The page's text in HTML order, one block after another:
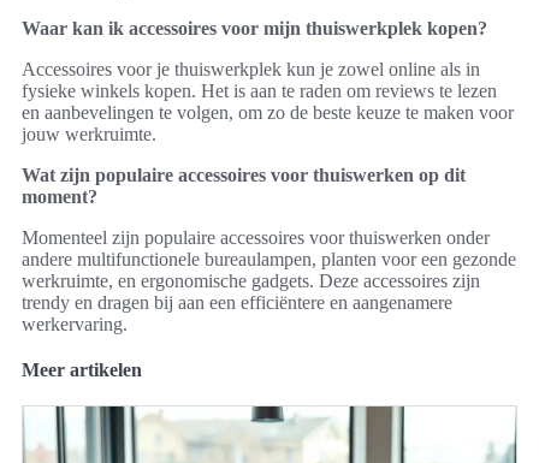
Waar kan ik accessoires voor mijn thuiswerkplek kopen?
Accessoires voor je thuiswerkplek kun je zowel online als in
fysieke winkels kopen. Het is aan te raden om reviews te lezen
en aanbevelingen te volgen, om zo de beste keuze te maken voor
jouw werkruimte.
Wat zijn populaire accessoires voor thuiswerken op dit
moment?
Momenteel zijn populaire accessoires voor thuiswerken onder
andere multifunctionele bureaulampen, planten voor een gezonde
werkruimte, en ergonomische gadgets. Deze accessoires zijn
trendy en dragen bij aan een efficiëntere en aangenamere
werkervaring.
Meer artikelen